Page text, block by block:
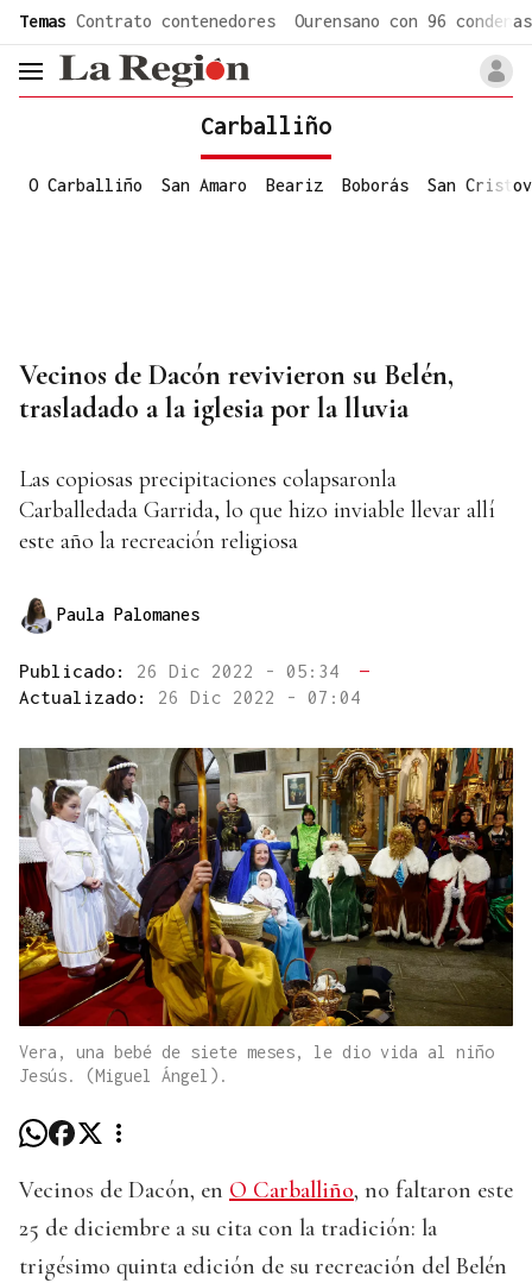
Temas Contrato contenedores Ourensano con 96 condenas
header.menu.open
Carballiño
O Carballiño San Amaro Beariz Boborás San
Vecinos de Dacón revivieron su Belén,
trasladado a la iglesia por la lluvia
Las copiosas precipitaciones colapsaronla
Carballedada Garrida, lo que hizo inviable llevar allí
este año la recreación religiosa
Paula Palomanes
Publicado: 26 Dic 2022 - 05:34
—
Actualizado: 26 Dic 2022 - 07:04
Vera, una bebé de siete meses, le dio vida al niño
Jesús. (Miguel Ángel).
Vecinos de Dacón, en O Carballiño, no faltaron este
25 de diciembre a su cita con la tradición: la
trigésimo quinta edición de su recreación del Belén